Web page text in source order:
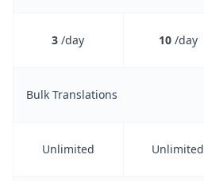
3 /day 10/day
Bulk Translations
Unlimited Unlimited